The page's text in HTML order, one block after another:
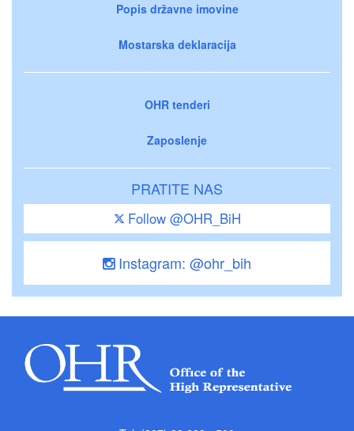
Popis državne imovine
Mostarska deklaracija
OHR tenderi
Zaposlenje
PRATITE NAS
Follow @OHR_BiH
Instagram: @ohr_bih